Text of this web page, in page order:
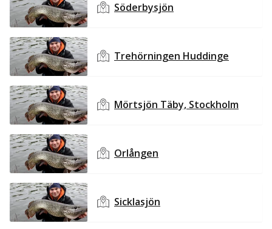
Söderbysjön
Trehörningen Huddinge
Mörtsjön Täby, Stockholm
Orlången
Sicklasjön